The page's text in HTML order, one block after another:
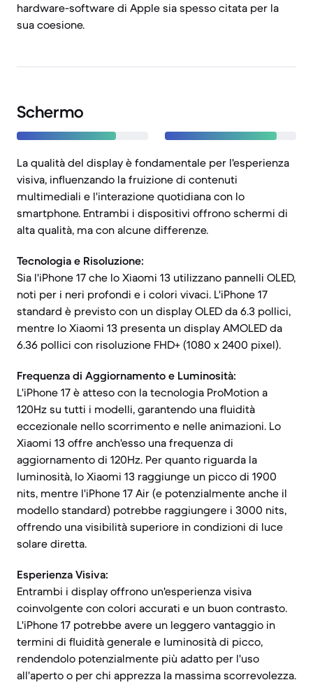
hardware-software di Apple sia spesso citata per la
sua coesione.
Schermo
La qualità del display è fondamentale per l'esperienza
visiva, influenzando la fruizione di contenuti
multimediali e l'interazione quotidiana con lo
smartphone. Entrambi i dispositivi offrono schermi di
alta qualità, ma con alcune differenze.
Tecnologia e Risoluzione:
Sia l'iPhone 17 che lo Xiaomi 13 utilizzano pannelli OLED,
noti per i neri profondi e i colori vivaci. L'iPhone 17
standard è previsto con un display OLED da 6.3 pollici,
mentre lo Xiaomi 13 presenta un display AMOLED da
6.36 pollici con risoluzione FHD+ (1080 x 2400 pixel).
Frequenza di Aggiornamento e Luminosità:
L'iPhone 17 è atteso con la tecnologia ProMotion a
120Hz su tutti i modelli, garantendo una fluidità
eccezionale nello scorrimento e nelle animazioni. Lo
Xiaomi 13 offre anch'esso una frequenza di
aggiornamento di 120Hz. Per quanto riguarda la
luminosità, lo Xiaomi 13 raggiunge un picco di 1900
nits, mentre l'iPhone 17 Air (e potenzialmente anche il
modello standard) potrebbe raggiungere i 3000 nits,
offrendo una visibilità superiore in condizioni di luce
solare diretta.
Esperienza Visiva:
Entrambi i display offrono un'esperienza visiva
coinvolgente con colori accurati e un buon contrasto.
L'iPhone 17 potrebbe avere un leggero vantaggio in
termini di fluidità generale e luminosità di picco,
rendendolo potenzialmente più adatto per l'uso
all'aperto o per chi apprezza la massima scorrevolezza.